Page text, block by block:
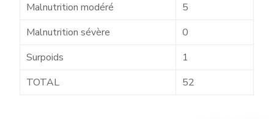
Malnutrition modéré
5
Malnutrition sévère
0
Surpoids
1
TOTAL
52